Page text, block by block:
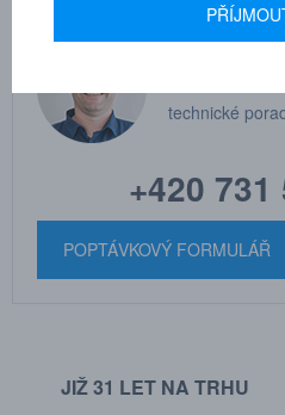
technické
+420 731
POPTÁVKOVÝ FORMULÁŘ
JIŽ 31 LET NA TRHU